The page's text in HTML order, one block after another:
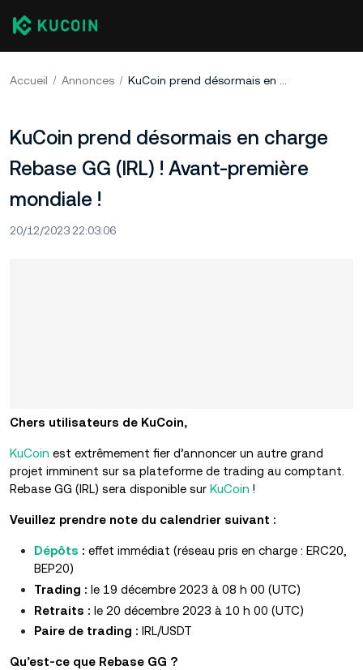
Accueil Annonces KuCoin prend désormais en charge Rebase GG (IRL) ! Avant-première mondiale !
KuCoin prend désormais en charge
Rebase GG (IRL) ! Avant-première
mondiale !
20/12/2023 22:03:06
Chers utilisateurs de KuCoin,
KuCoin est extrêmement fier d’annoncer un autre grand
projet imminent sur sa plateforme de trading au comptant.
Rebase GG (IRL) sera disponible sur KuCoin !
Veuillez prendre note du calendrier suivant :
Dépôts : effet immédiat (réseau pris en charge : ERC20,
BEP20)
Trading : le 19 décembre 2023 à 08 h 00 (UTC)
Retraits : le 20 décembre 2023 à 10 h 00 (UTC)
Paire de trading : IRL/USDT
Qu’est-ce que Rebase GG ?